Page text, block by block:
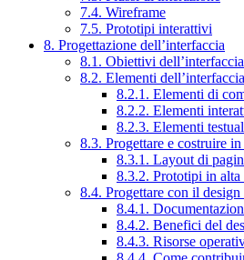
7.4. Wireframe
7.5. Prototipi interattivi
8. Progettazione dell’interfaccia
8.1. Obiettivi dell’interfaccia
8.2. Elementi dell’interfaccia
8.2.1. Elementi di
8.2.2. Elementi
8.2.3. Elementi
8.3. Progettare e costruire
8.3.1. Layout di
8.3.2. Prototipi in alta
8.4. Progettare con il design
8.4.1.
8.4.2. Benefici del
8.4.3. Risorse